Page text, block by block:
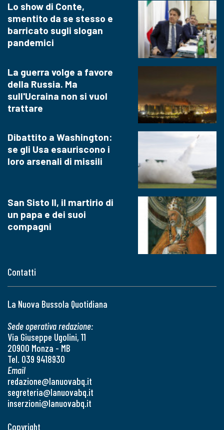
Contatti
La Nuova Bussola Quotidiana
Sede operativa redazione:
Via Giuseppe Ugolini, 11
20900 Monza - MB
Tel. 039 9418930
Email
redazione@lanuovabq.it
segreteria@lanuovabq.it
inserzioni@lanuovabq.it
Lo show di Conte,
smentito da se stesso e
barricato sugli slogan
pandemici
La guerra volge a favore
della Russia. Ma
sull'Ucraina non si vuol
trattare
Dibattito a Washington:
se gli Usa esauriscono i
loro arsenali di missili
San Sisto II, il martirio di
un papa e dei suoi
compagni
Copyright